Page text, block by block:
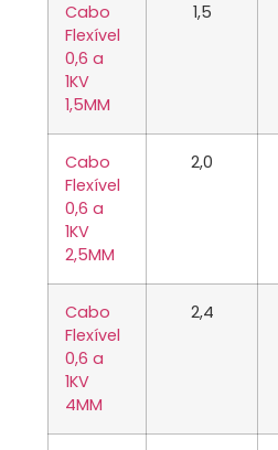
Cabo
Flexível
0,6 a
1KV
1,5MM
1,5
Cabo
Flexível
0,6 a
1KV
2,5MM
2,0
Cabo
Flexível
0,6 a
1KV
4MM
2,4